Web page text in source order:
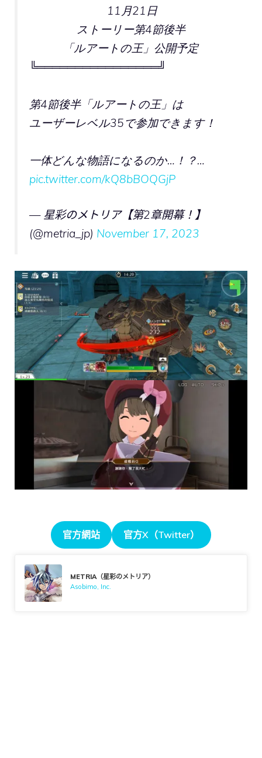
11月21日
ストーリー第4節後半
「ルアートの王」公開予定
╚════════════════╝
第4節後半「ルアートの王」は
ユーザーレベル35で参加できます！
一体どんな物語になるのか…！？…
pic.twitter.com/kQ8bBOQGjP
— 星彩のメトリア【第2章開幕！】
(@metria_jp) November 17, 2023
官方網站 官方X（Twitter）
METRIA（星彩のメトリア）
Asobimo, Inc.